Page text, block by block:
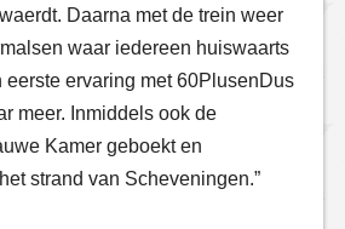
Daarna met de trein weer
waar iedereen huiswaarts
eerste ervaring met 60PlusenDus
meer. Inmiddels ook de
Kamer geboekt en
strand van Scheveningen.”